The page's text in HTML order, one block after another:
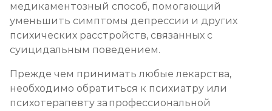
медикаментозный способ, помогающий
уменьшить симптомы депрессии и других
психических расстройств, связанных с
суицидальным поведением.
Прежде чем принимать любые лекарства,
необходимо обратиться к психиатру или
психотерапевту за профессиональной